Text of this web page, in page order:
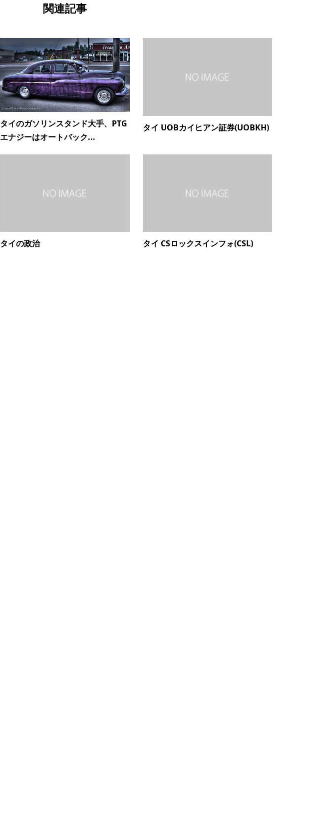
関連記事
タイのガソリンスタンド大手、PTG
エナジーはオートバック...
タイ UOBカイヒアン証券(UOBKH)
タイの政治 タイ CSロックスインフォ(CSL)